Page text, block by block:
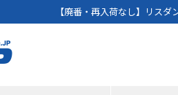
【廃番・再入荷なし】リス